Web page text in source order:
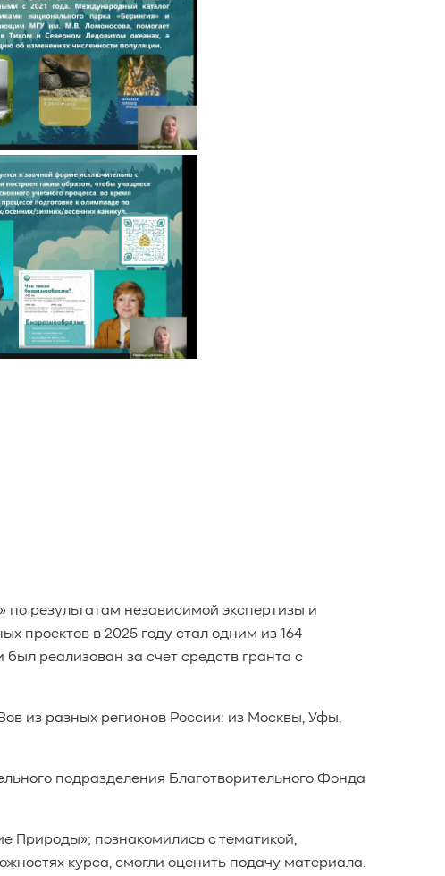
по результатам независимой экспертизы и
проектов в 2025 году стал одним из 164
был реализован за счет средств гранта с
из разных регионов России: из Москвы, Уфы,
подразделения Благотворительного Фонда
Природы»; познакомились с тематикой,
курса, смогли оценить подачу материала.